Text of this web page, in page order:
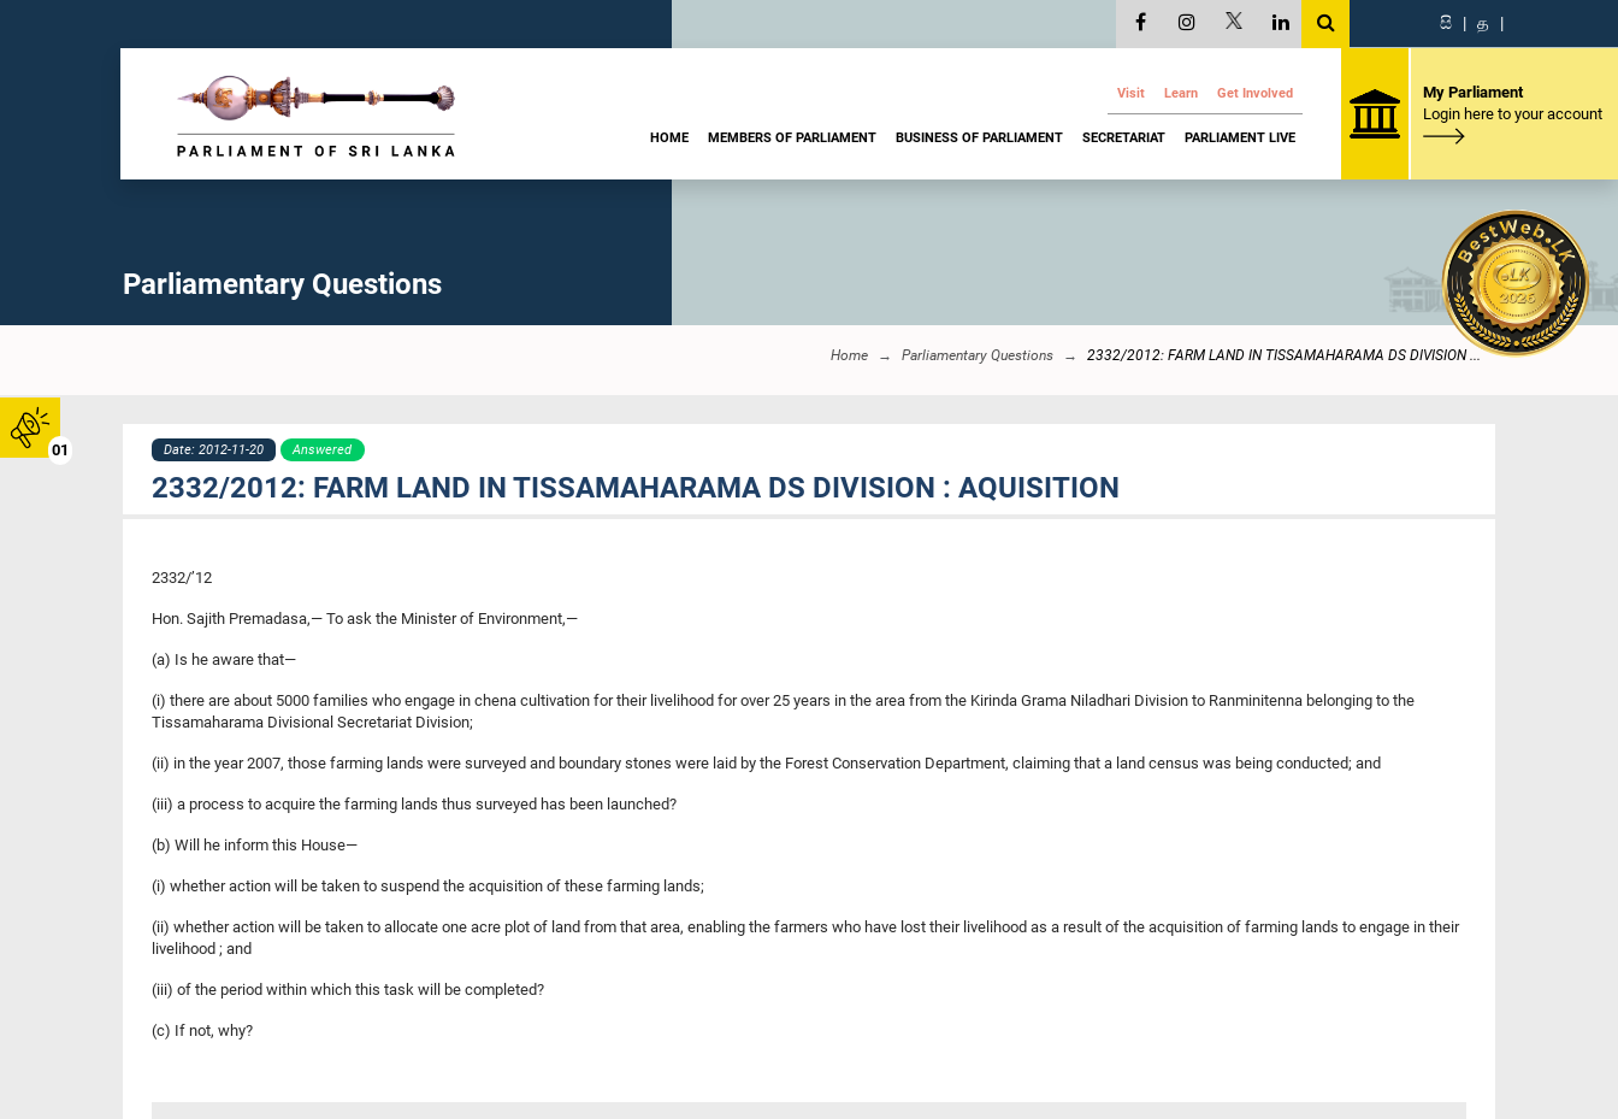
01
සි | த |
Visit Learn Get Involved
HOME MEMBERS OF PARLIAMENT BUSINESS OF PARLIAMENT SECRETARIAT PARLIAMENT LIVE
My Parliament
Login here to your account
Parliamentary Questions
Home Parliamentary Questions 2332/2012: FARM LAND IN TISSAMAHARAMA DS DIVISION ...
Date: 2012-11-20 Answered
2332/2012: FARM LAND IN TISSAMAHARAMA DS DIVISION : AQUISITION
2332/’12
Hon. Sajith Premadasa,— To ask the Minister of Environment,—
(a) Is he aware that—
(i) there are about 5000 families who engage in chena cultivation for their livelihood for over 25 years in the area from the Kirinda Grama Niladhari Division to Ranminitenna belonging to the
Tissamaharama Divisional Secretariat Division;
(ii) in the year 2007, those farming lands were surveyed and boundary stones were laid by the Forest Conservation Department, claiming that a land census was being conducted; and
(iii) a process to acquire the farming lands thus surveyed has been launched?
(b) Will he inform this House—
(i) whether action will be taken to suspend the acquisition of these farming lands;
(ii) whether action will be taken to allocate one acre plot of land from that area, enabling the farmers who have lost their livelihood as a result of the acquisition of farming lands to engage in their
livelihood ; and
(iii) of the period within which this task will be completed?
(c) If not, why?